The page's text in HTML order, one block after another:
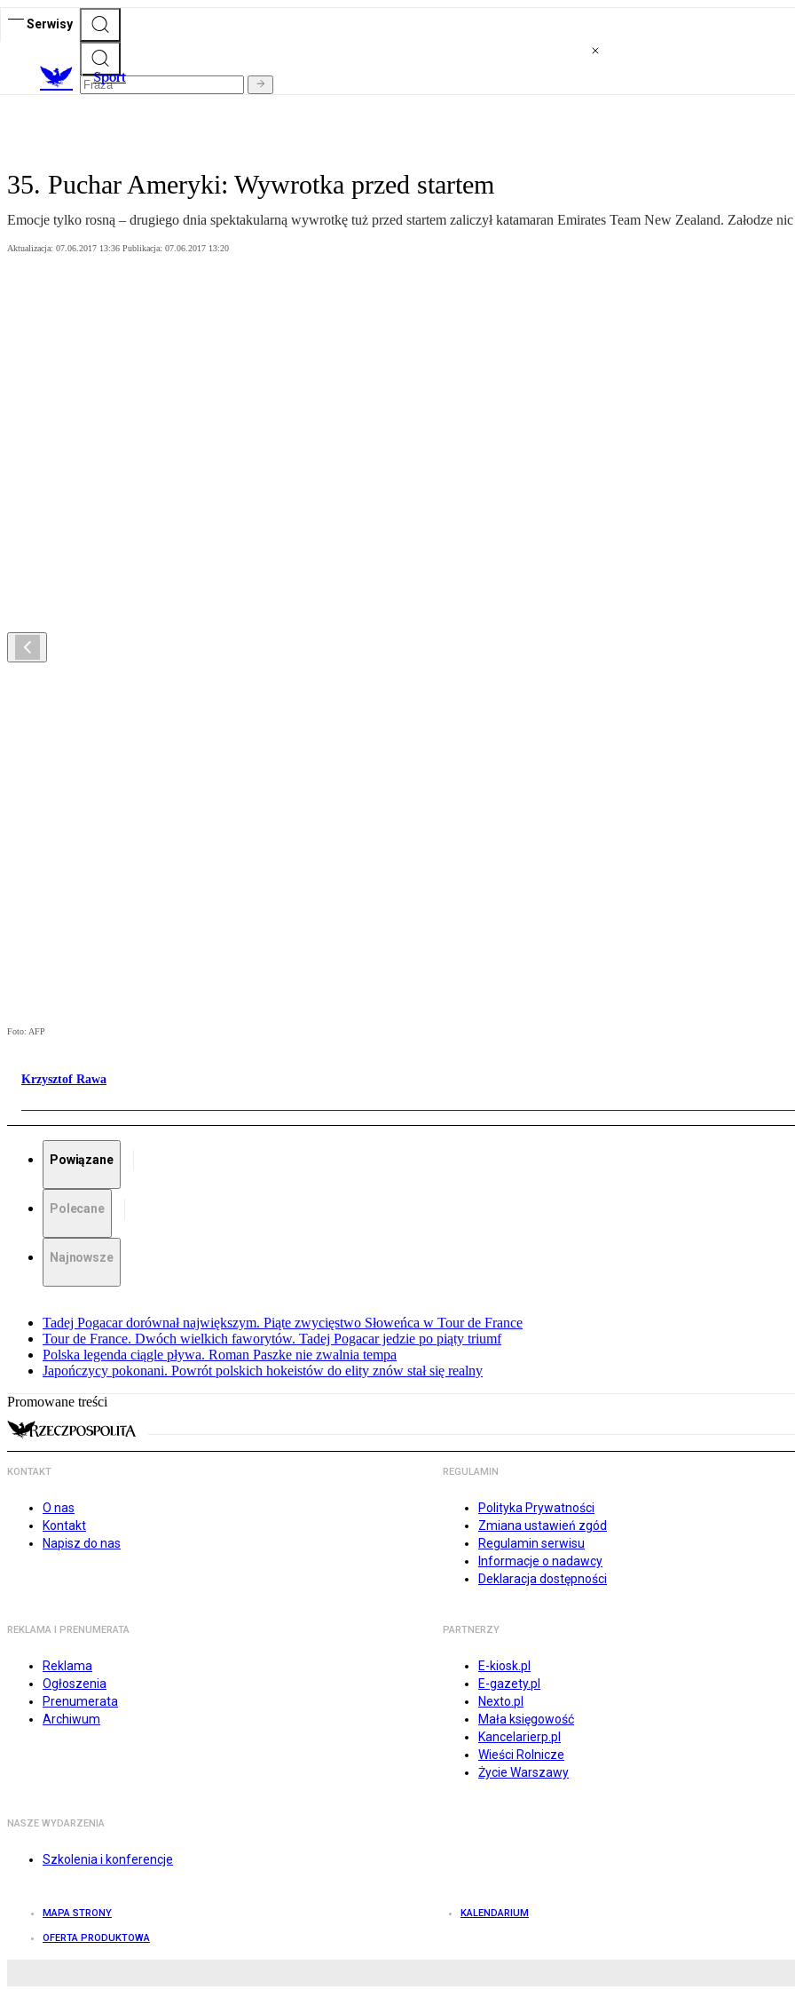
Serwisy
Sport
35. Puchar Ameryki: Wywrotka przed startem
Emocje tylko rosną – drugiego dnia spektakularną wywrotkę tuż przed startem zaliczył katamaran Emirates Team New Zealand. Załodze nic
Aktualizacja: 07.06.2017 13:36 Publikacja: 07.06.2017 13:20
Foto: AFP
Krzysztof Rawa
Powiązane
Polecane
Najnowsze
Tadej Pogacar dorównał największym. Piąte zwycięstwo Słoweńca w Tour de France
Tour de France. Dwóch wielkich faworytów. Tadej Pogacar jedzie po piąty triumf
Polska legenda ciągle pływa. Roman Paszke nie zwalnia tempa
Japończycy pokonani. Powrót polskich hokeistów do elity znów stał się realny
Promowane treści
KONTAKT
O nas
Kontakt
Napisz do nas
REGULAMIN
Polityka Prywatności
Zmiana ustawień zgód
Regulamin serwisu
Informacje o nadawcy
Deklaracja dostępności
REKLAMA I PRENUMERATA
Reklama
Ogłoszenia
Prenumerata
Archiwum
PARTNERZY
E-kiosk.pl
E-gazety.pl
Nexto.pl
Mała księgowość
Kancelarierp.pl
Wieści Rolnicze
Życie Warszawy
NASZE WYDARZENIA
Szkolenia i konferencje
MAPA STRONY KALENDARIUM
OFERTA PRODUKTOWA